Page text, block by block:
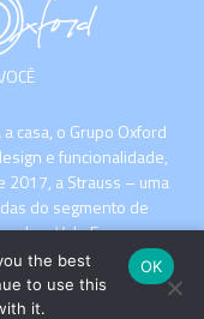
casa, o Grupo Oxford
e funcionalidade,
2017, a Strauss – uma
do segmento de
no Vale Europeu,
the best
to use this
it.
OK